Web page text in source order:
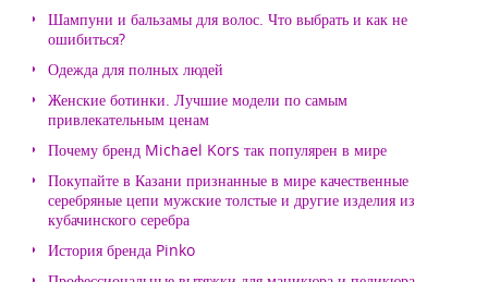
Шампуни и бальзамы для волос. Что выбрать и как не
ошибиться?
Одежда для полных людей
Женские ботинки. Лучшие модели по самым
привлекательным ценам
Почему бренд Michael Kors так популярен в мире
Покупайте в Казани признанные в мире качественные
серебряные цепи мужские толстые и другие изделия из
кубачинского серебра
История бренда Pinko